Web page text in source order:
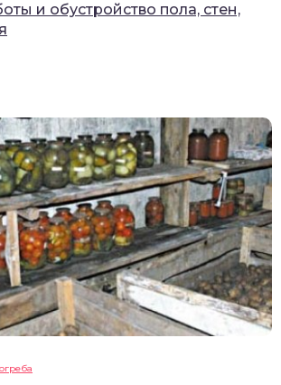
и обустройство пола, стен,